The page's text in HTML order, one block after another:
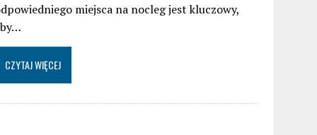
miejsca na nocleg jest kluczowy,
CZYTAJ WIĘCEJ